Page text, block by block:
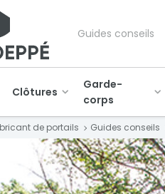
Guides conseils
Clôtures
Garde-
corps
de portails Guides conseils